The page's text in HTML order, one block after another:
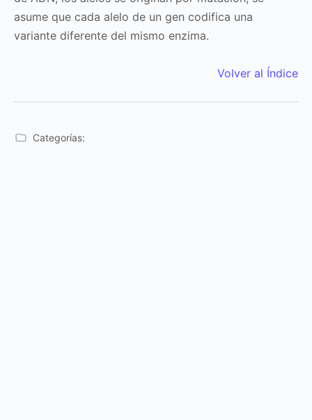
asume que cada alelo de un gen codifica una
variante diferente del mismo enzima.
Volver al Índice
Categorías: